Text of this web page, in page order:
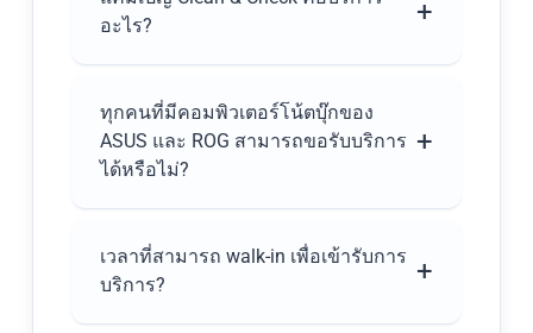
อะไร?
+
คอมพิวเตอร์โน้ตบุ๊ก ของ ASUS และ ROG
โดยเน้นการทำความสะอาดภายใน-
ภายนอก รวมถึงการตรวจสอบอุปกรณ์
ขึ้น
ทุกคนที่มีคอมพิวเตอร์โน้ตบุ๊กของ
ASUS และ ROG สามารถขอรับบริการ
ได้หรือไม่?
+
คอมพิวเตอร์โน้ตบุ๊ก ASUS Zenbook,
Zenbook S, Zenbook DUO, ProArt และเกม
เวลาที่สามารถ walk-in เพื่อเข้ารับการ
บริการ?
+